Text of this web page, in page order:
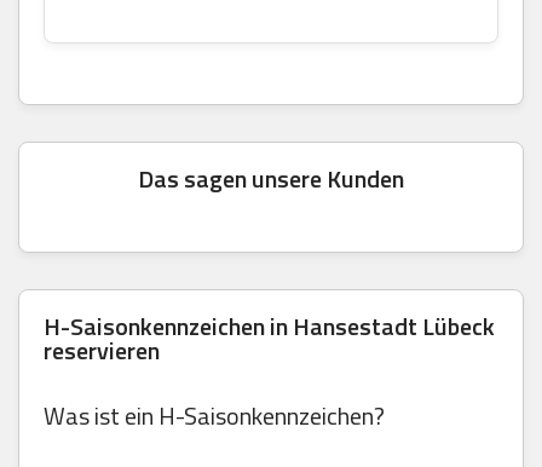
Das sagen unsere Kunden
H-Saisonkennzeichen in Hansestadt Lübeck
reservieren
Was ist ein H-Saisonkennzeichen?